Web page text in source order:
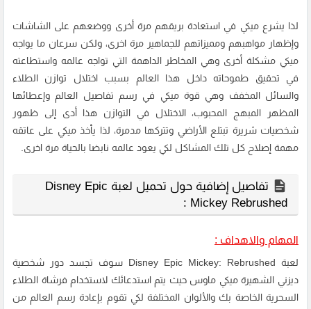
لذا يشرع ميكي في استعادة بريقهم مرة أخرى ووضعهم على الشاشات
وإظهار مواهبهم ومميزاتهم للجماهير مرة اخرى، ولكن سرعان ما يواجه
ميكي مشكلة أخرى وهي المخاطر الداهمة التي تواجه عالمه واستطاعته
في تحقيق طموحاته داخل هذا العالم بسبب اختلال توازن الطلاء
والسائل المخفف وهي قوة ميكي في رسم تفاصيل العالم وإعطائها
المظهر المبهج المحبوب، الاختلال في التوازن هذا أدى إلى ظهور
شخصيات شريرة تبتلع الأراضي وتتركها مدمرة، لذا يأخذ ميكي على عاتقه
مهمة إصلاح كل تلك المشاكل لكي يعود عالمه نابضا بالحياة مرة اخرى.
تفاصيل إضافية حول تحميل لعبة Disney Epic
Mickey Rebrushed :
المهام والاهداف :
لعبة Disney Epic Mickey: Rebrushed سوف تجسد دور شخصية
ديزني الشهيرة ميكي ماوس حيث يتم استدعائك لاستخدام فرشاة الطلاء
السحرية الخاصة بك والألوان المختلفة لكي تقوم بإعادة رسم العالم من